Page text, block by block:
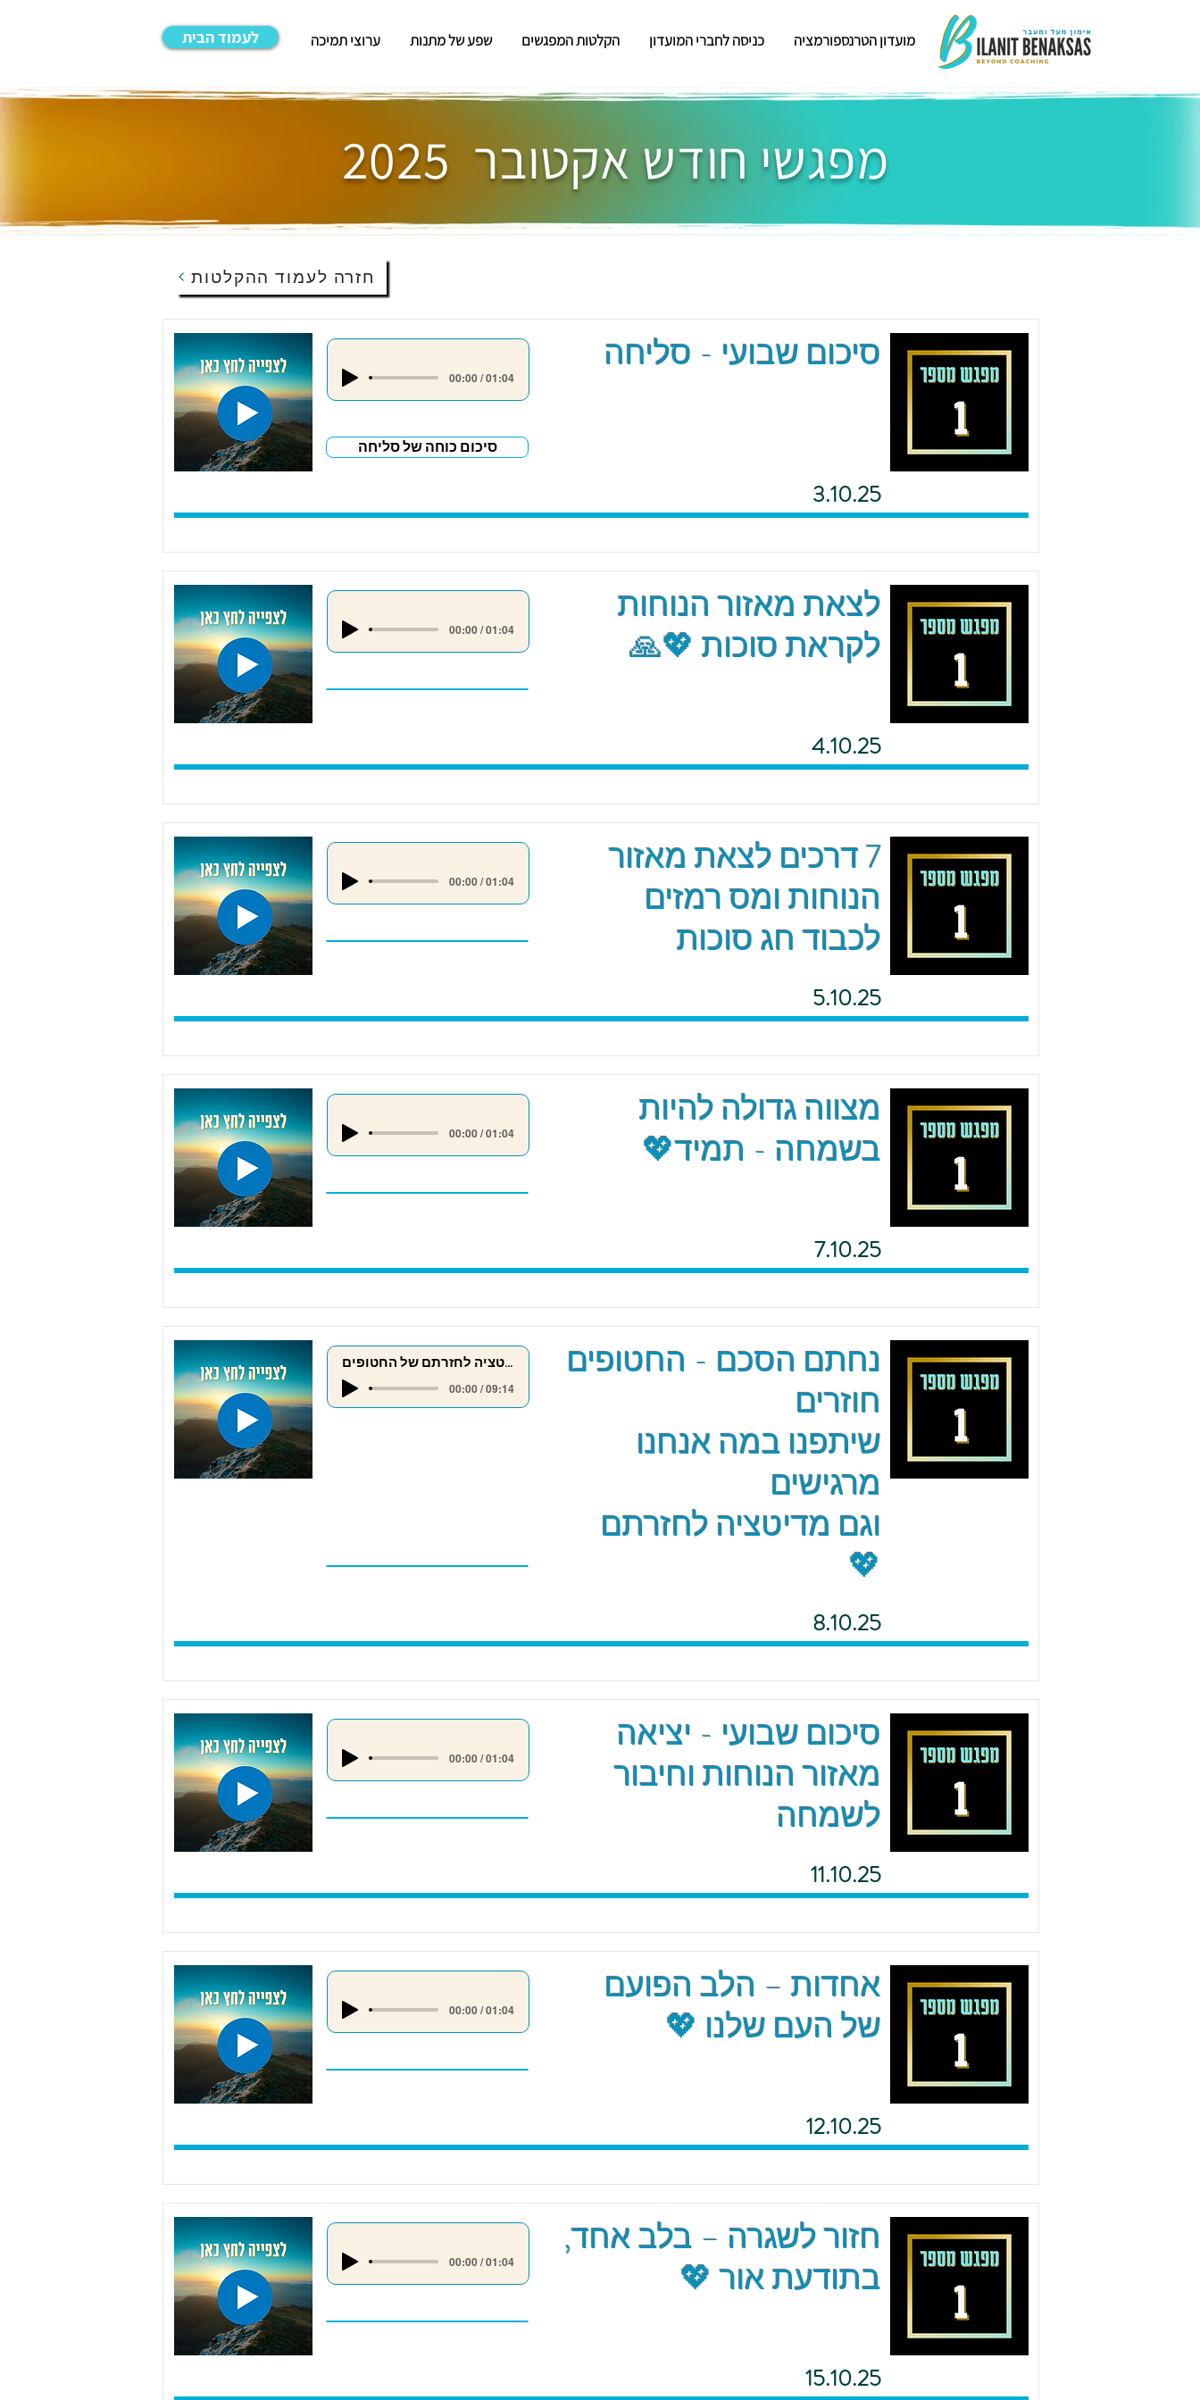
לעמוד הבית מועדון הטרנספורמציה כניסה לחברי המועדון הקלטות המפגשים שפע של מתנות ערוצי תמיכה
מפגשי חודש אקטובר 2025
חזרה לעמוד ההקלטות
00:00 / 01:04
סיכום כוחה של סליחה
סיכום שבועי - סליחה
3.10.25
00:00 / 01:04
לצאת מאזור הנוחות
לקראת סוכות 💖🙏
4.10.25
00:00 / 01:04
7 דרכים לצאת מאזור
הנוחות ומס רמזים
לכבוד חג סוכות
5.10.25
00:00 / 01:04
מצווה גדולה להיות
בשמחה - תמיד💖
7.10.25
מדיטציה לחזרתם של החטופים
00:00 / 09:14
נחתם הסכם - החטופים
חוזרים
שיתפנו במה אנחנו
מרגישים
וגם מדיטציה לחזרתם
💖
8.10.25
00:00 / 01:04
סיכום שבועי - יציאה
מאזור הנוחות וחיבור
לשמחה
11.10.25
00:00 / 01:04
אחדות – הלב הפועם
של העם שלנו 💖
12.10.25
00:00 / 01:04
חזור לשגרה – בלב אחד,
בתודעת אור 💖
15.10.25